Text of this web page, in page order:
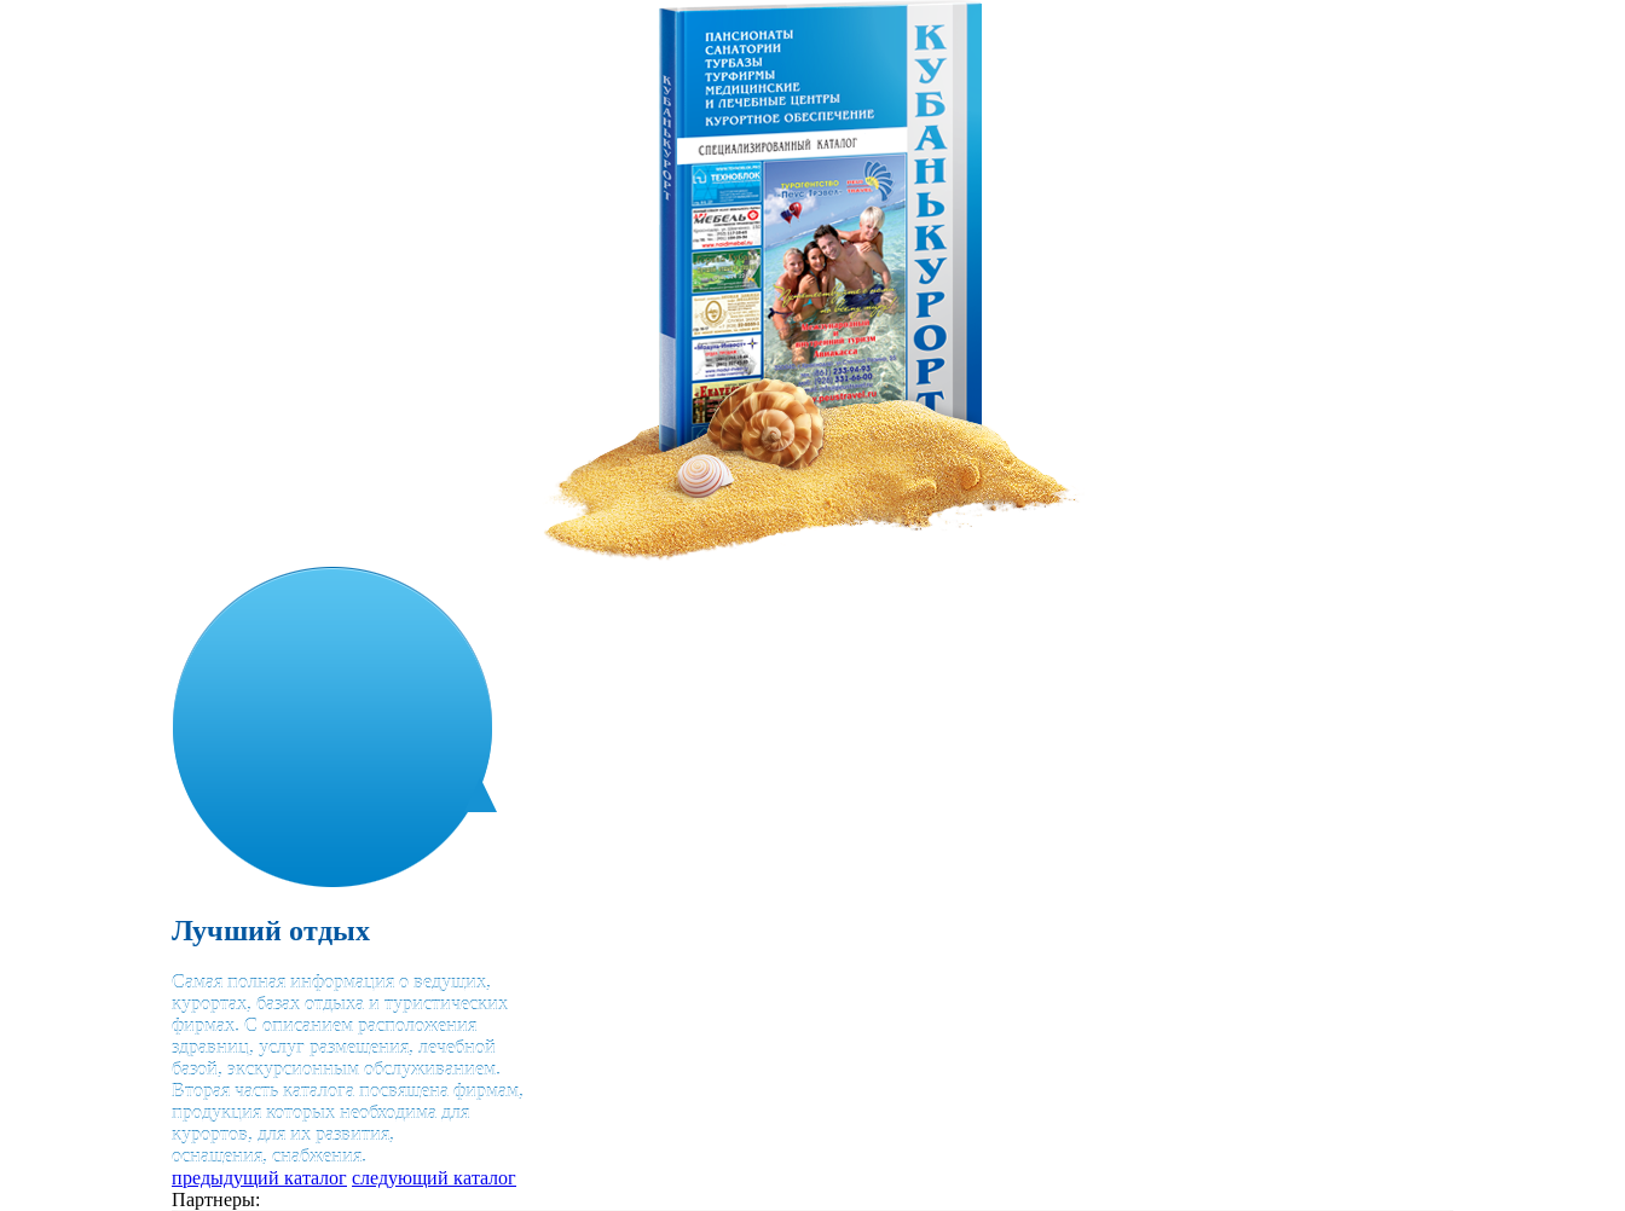
Лучший отдых
Самая полная информация о ведущих,
курортах, базах отдыха и туристических
фирмах. С описанием расположения
здравниц, услуг размещения, лечебной
базой, экскурсионным обслуживанием.
Вторая часть каталога посвящена фирмам,
продукция которых необходима для
курортов, для их развития,
оснащения, снабжения.
предыдущий каталог следующий каталог
Партнеры: